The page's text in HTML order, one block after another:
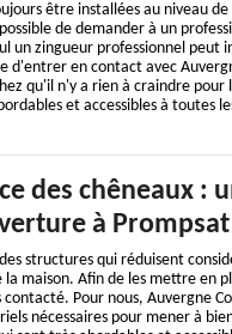
être installées au niveau
de demander à un
un zingueur professionnel peut
d'entrer en contact avec
qu'il n'y a rien à craindre
et accessibles à toutes
des chêneaux :
à
structures qui réduisent
maison. Afin de les mettre en
Pour nous, Auvergne
nécessaires pour mener à